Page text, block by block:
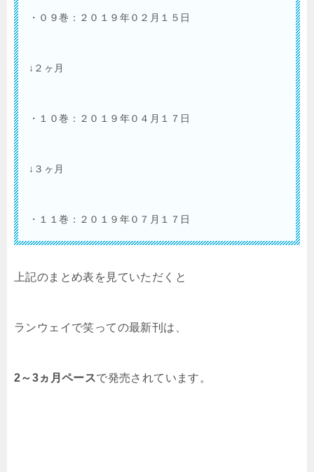
・０９巻：２０１９年０２月１５日
↓２ヶ月
・１０巻：２０１９年０４月１７日
↓３ヶ月
・１１巻：２０１９年０７月１７日
上記のまとめ表を見ていただくと
ランウェイで笑っての最新刊は、
2～3ヵ月ペースで発売されています。